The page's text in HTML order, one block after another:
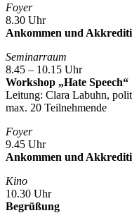
Foyer
8.30 Uhr
Ankommen und
Seminarraum
8.45 – 10.15 Uhr
Workshop „Hate Speech“
Leitung: Clara Labuhn,
max. 20 Teilnehmende
Foyer
9.45 Uhr
Ankommen und
Kino
10.30 Uhr
Begrüßung